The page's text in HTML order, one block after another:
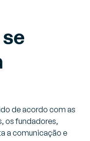
de acordo com as
os fundadores,
a comunicação e